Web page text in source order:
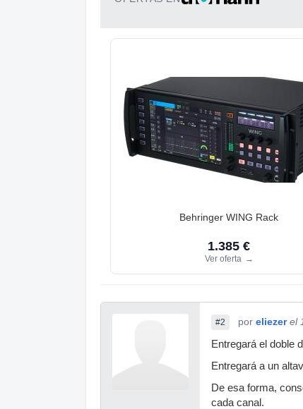
Behringer WING Rack
1.385 €
Ver oferta →
#2 por eliezer el
Entregará el doble
Entregará a un
De esa forma,
cada canal.